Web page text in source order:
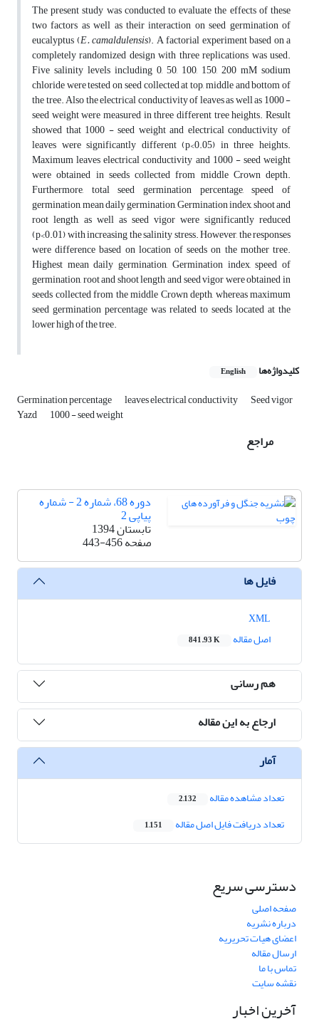
The present study was conducted to evaluate the effects of these
two factors as well as their interaction on seed germination of
eucalyptus (E. camaldulensis). A factorial experiment based on a
completely randomized design with three replications was used.
Five salinity levels including 0, 50, 100, 150, 200 mM sodium
chloride were tested on seed collected at top, middle and bottom of
the tree. Also the electrical conductivity of leaves as well as 1000 -
seed weight were measured in three different tree heights. Result
showed that 1000 - seed weight and electrical conductivity of
leaves were significantly different (p<0.05) in three heights.
Maximum leaves electrical conductivity and 1000 - seed weight
were obtained in seeds collected from middle Crown depth.
Furthermore, total seed germination percentage, speed of
germination, mean daily germination, Germination index, shoot and
root length, as well as seed vigor were significantly reduced
(p<0.01) with increasing the salinity stress. However, the responses
were difference based on location of seeds on the mother tree.
Highest mean daily germination, Germination index, speed of
germination, root and shoot length and seed vigor were obtained in
seeds collected from the middle Crown depth, whereas maximum
seed germination percentage was related to seeds located at the
lower high of the tree.
کلیدواژه‌ها English
Germination percentage leaves electrical conductivity Seed vigor
Yazd 1000 - seed weight
مراجع
دوره 68، شماره 2 - شماره
پیاپی 2
تابستان 1394
صفحه443-456
فایل ها
اصل مقاله
841.93 K
هم رسانی
ارجاع به این مقاله
آمار
تعداد مشاهده مقاله 2,132
تعداد دریافت فایل اصل مقاله 1,151
دسترسی سریع
صفحه اصلی
درباره نشریه
اعضای هیات تحریریه
ارسال مقاله
تماس با ما
نقشه سایت
آخرین اخبار